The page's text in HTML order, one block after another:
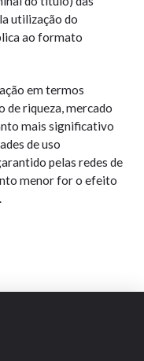
utilização do
ao formato
em termos
de riqueza, mercado
mais significativo
de uso
pelas redes de
menor for o efeito